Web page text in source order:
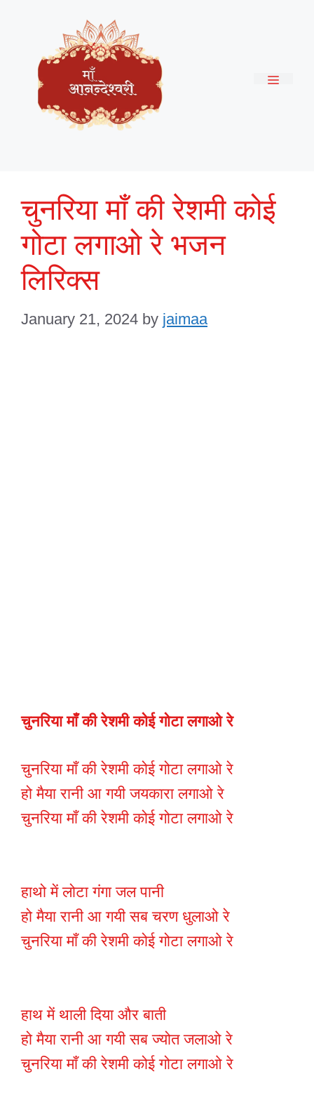
content
चुनरिया माँ की रेशमी कोई
गोटा लगाओ रे भजन
लिरिक्स
January 21, 2024 by jaimaa
चुनरिया माँ की रेशमी कोई गोटा लगाओ रे
चुनरिया माँ की रेशमी कोई गोटा लगाओ रे
हो मैया रानी आ गयी जयकारा लगाओ रे
चुनरिया माँ की रेशमी कोई गोटा लगाओ रे
हाथो में लोटा गंगा जल पानी
हो मैया रानी आ गयी सब चरण धुलाओ रे
चुनरिया माँ की रेशमी कोई गोटा लगाओ रे
हाथ में थाली दिया और बाती
हो मैया रानी आ गयी सब ज्योत जलाओ रे
चुनरिया माँ की रेशमी कोई गोटा लगाओ रे